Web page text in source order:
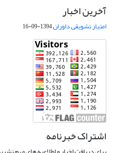
آخرین اخبار
امتیاز تشویقی داوران1394-09-16
اشتراک خبرنامه